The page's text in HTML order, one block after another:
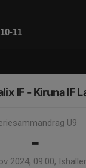
11
IF - Kiruna IF
U9
-
2024, 09:00,